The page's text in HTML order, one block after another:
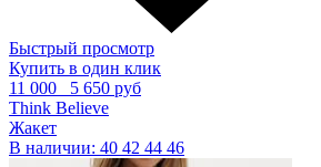
Быстрый просмотр
Купить в один клик
11 000
5 650 руб
Think Believe
Жакет
В наличии: 40 42 44 46